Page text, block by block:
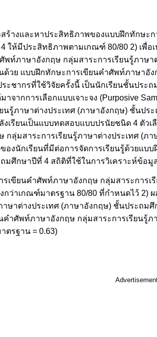
ร้างและหาประสิทธิภาพของแบบฝึกทักษะ
ห้มีประสิทธิภาพตามเกณฑ์ 80/80 2) เพื่อ
พท์ภาษาอังกฤษ กลุ่มสาระการเรียนรู้ภาษ
ด้วย แบบฝึกทักษะการเขียนคำศัพท์ภาษาอั
ชากรที่ใช้วิจัยครั้งนี้ เป็นนักเรียนชั้นประถ
จากการเลือกแบบเจาะจง (Purposive
รู้ภาษาต่างประเทศ (ภาษาอังกฤษ) ชั้นป
เรียนเป็นแบบทดสอบแบบปรนัยชนิด 4 ตัว
ลุ่มสาระการเรียนรู้ภาษาต่างประเทศ (ภ
องนักเรียนที่มีต่อการจัดการเรียนรู้ด้วยแ
มศึกษาปีที่ 4 สถิติที่ใช้ในการวิเคราะห์ข้อมู
รเขียนคำศัพท์ภาษาอังกฤษ กลุ่มสาระการ
กว่าเกณฑ์มาตรฐาน 80/80 ที่กำหนดไว้ 2)
ษาต่างประเทศ (ภาษาอังกฤษ) ชั้นประถม
คำศัพท์ภาษาอังกฤษ กลุ่มสาระการเรียนรู้
ตรฐาน = 0.63)